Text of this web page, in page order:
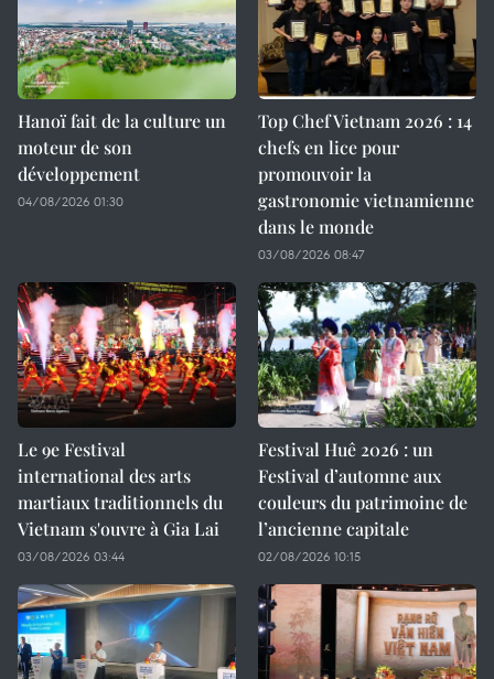
Hanoï fait de la culture un
moteur de son
développement
04/08/2026 01:30
Top Chef Vietnam 2026 : 14
chefs en lice pour
promouvoir la
gastronomie vietnamienne
dans le monde
03/08/2026 08:47
Le 9e Festival
international des arts
martiaux traditionnels du
Vietnam s'ouvre à Gia Lai
03/08/2026 03:44
Festival Huê 2026 : un
Festival d’automne aux
couleurs du patrimoine de
l’ancienne capitale
02/08/2026 10:15